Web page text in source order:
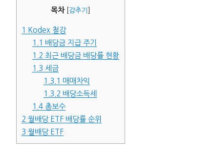
목차 감추기
1
Kodex 철강
1.1 배당금 지급 주기
1.2 최근 배당금 배당률 현황
1.3 세금
1.3.1 매매차익
1.3.2 배당소득세
1.4 총보수
2 월배당 ETF 배당률 순위
3 월배당 ETF